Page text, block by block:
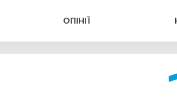
ОПІНІЇ